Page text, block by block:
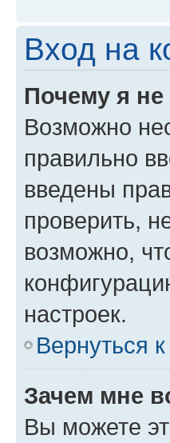
Вход на
Почему я не
Возможно
правильно
введены
проверить,
возможно,
настроек.
Вернуться
Зачем мне
Вы можете